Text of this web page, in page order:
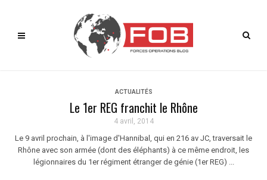
ACTUALITÉS
Le 1er REG franchit le Rhône
4 avril, 2014
Le 9 avril prochain, à l'image d'Hannibal, qui en 216 av JC, traversait le
Rhône avec son armée (dont des éléphants) à ce même endroit, les
légionnaires du 1er régiment étranger de génie (1er REG) ...